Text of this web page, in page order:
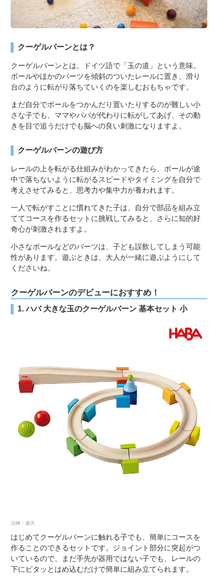
クーゲルバーンとは？
クーゲルバーンとは、ドイツ語で「玉の道」という意味。
ボールやほかのパーツを傾斜のついたレールに置き、滑り
台のように転がり落ちていくのを楽しむおもちゃです。
まだ自分でボールをつかんだり置いたりするのが難しい小
さな子でも、ママやパパが代わりに転がしてあげ、その動
きを目で追うだけでも脳への良い刺激になりますよ。
クーゲルバーンの遊び方
レールの上を転がる仕組みがわかってきたら、ボールが途
中で落ちないように転がるスピードやタイミングを自分で
考えさせてみると、思考力や集中力が養われます。
一人で転がすことに慣れてきた子は、自分で部品を組み立
ててコースを作るセットに挑戦してみると、さらに知的好
奇心が刺激されますよ。
小さなボールなどのパーツは、子ども誤飲してしまう可能
性があります。遊ぶときは、大人が一緒に遊ぶようにして
くださいね。
クーゲルバーンのデビューにおすすめ！
1. ハバ 大きな玉のクーゲルバーン 基本セット 小
はじめてクーゲルバーンに触れる子でも、簡単にコースを
作ることのできるセットです。ジョイント部分に突起がつ
いているので、まだ手先が器用ではない子でも、レールの
下にピタッとはめ込むだけで簡単に組み立てられます。